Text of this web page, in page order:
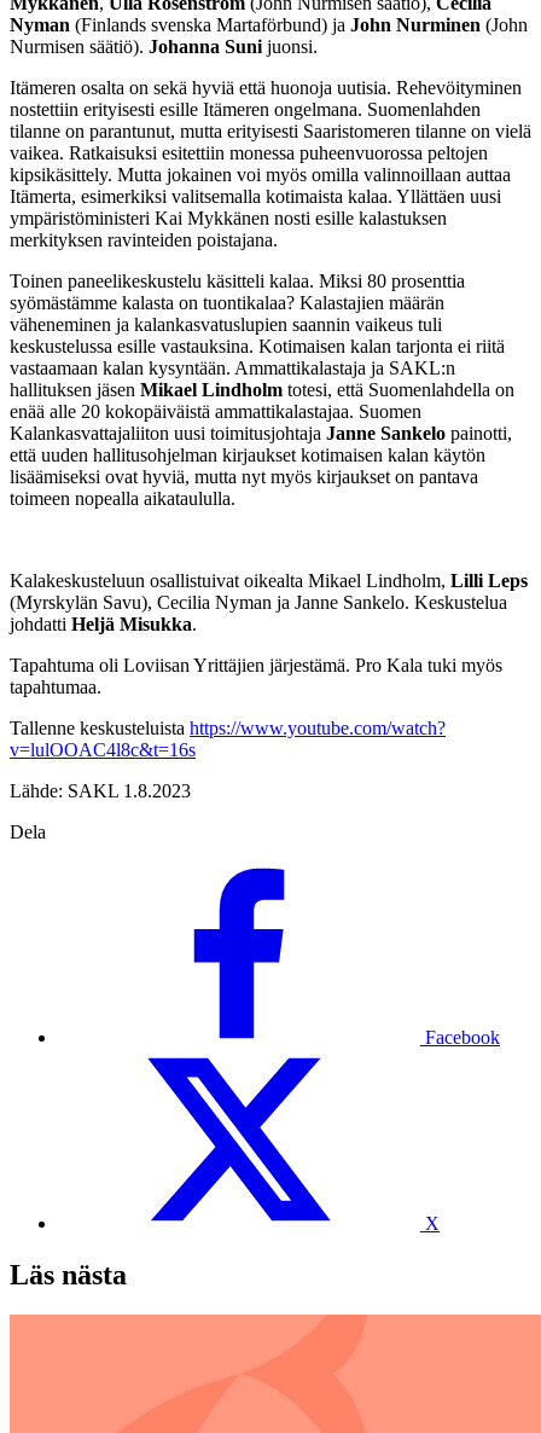
Nyman (Finlands svenska Martaförbund) ja John Nurminen (John
Nurmisen säätiö). Johanna Suni juonsi.
Itämeren osalta on sekä hyviä että huonoja uutisia. Rehevöityminen
nostettiin erityisesti esille Itämeren ongelmana. Suomenlahden
tilanne on parantunut, mutta erityisesti Saaristomeren tilanne on vielä
vaikea. Ratkaisuksi esitettiin monessa puheenvuorossa peltojen
kipsikäsittely. Mutta jokainen voi myös omilla valinnoillaan auttaa
Itämerta, esimerkiksi valitsemalla kotimaista kalaa. Yllättäen uusi
ympäristöministeri Kai Mykkänen nosti esille kalastuksen
merkityksen ravinteiden poistajana.
Toinen paneelikeskustelu käsitteli kalaa. Miksi 80 prosenttia
syömästämme kalasta on tuontikalaa? Kalastajien määrän
väheneminen ja kalankasvatuslupien saannin vaikeus tuli
keskustelussa esille vastauksina. Kotimaisen kalan tarjonta ei riitä
vastaamaan kalan kysyntään. Ammattikalastaja ja SAKL:n
hallituksen jäsen Mikael Lindholm totesi, että Suomenlahdella on
enää alle 20 kokopäiväistä ammattikalastajaa. Suomen
Kalankasvattajaliiton uusi toimitusjohtaja Janne Sankelo painotti,
että uuden hallitusohjelman kirjaukset kotimaisen kalan käytön
lisäämiseksi ovat hyviä, mutta nyt myös kirjaukset on pantava
toimeen nopealla aikataululla.
Kalakeskusteluun osallistuivat oikealta Mikael Lindholm, Lilli Leps
(Myrskylän Savu), Cecilia Nyman ja Janne Sankelo. Keskustelua
johdatti Heljä Misukka.
Tapahtuma oli Loviisan Yrittäjien järjestämä. Pro Kala tuki myös
tapahtumaa.
Tallenne keskusteluista https://www.youtube.com/watch?
v=lulOOAC4l8c&t=16s
Lähde: SAKL 1.8.2023
Dela
Facebook
X
Läs nästa